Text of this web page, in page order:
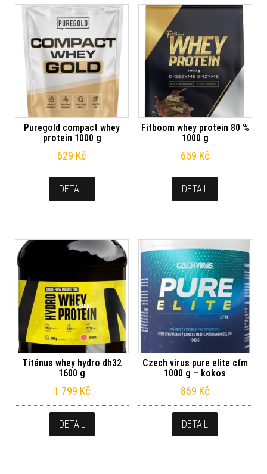
Puregold compact whey
protein 1000 g
629 Kč
DETAIL
Fitboom whey protein 80 %
1000 g
659 Kč
DETAIL
Titánus whey hydro dh32
1600 g
1 799 Kč
DETAIL
Czech virus pure elite cfm
1000 g – kokos
869 Kč
DETAIL